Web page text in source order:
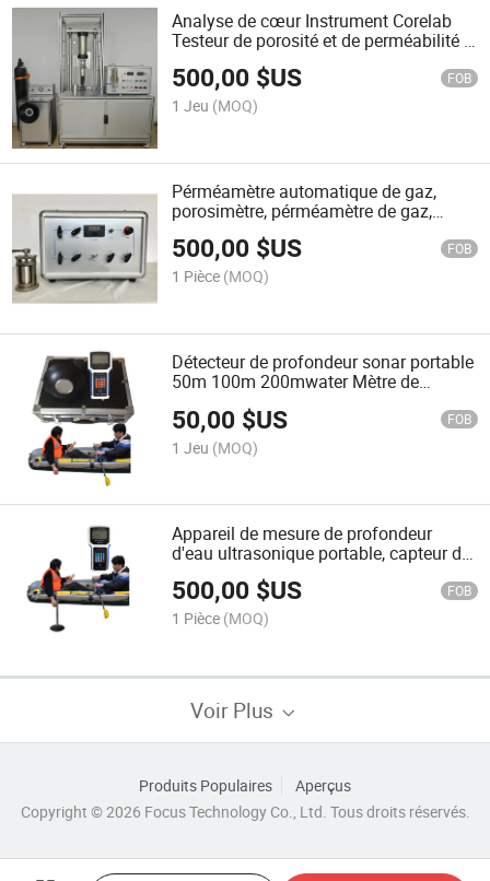
Analyse de cœur Instrument Corelab
Testeur de porosité et de perméabilité à
l'air Perméamètre à gaz Porosimètre
Compteur de porosité de l'air
500,00 $US FOB
1 Jeu (MOQ)
Pérméamètre automatique de gaz,
porosimètre, pérméamètre de gaz,
pérméamètre de gaz à état stable et
analyse de carottes en laboratoire
500,00 $US FOB
1 Pièce (MOQ)
Détecteur de profondeur sonar portable
50m 100m 200mwater Mètre de
50,00 $US FOB
1 Jeu (MOQ)
Appareil de mesure de profondeur
d'eau ultrasonique portable, capteur de
profondeur ultrasonique, sondeur à
ultrasons pour la cartographie
bathymétrique et topographique
500,00 $US FOB
1 Pièce (MOQ)
Voir Plus
Produits Populaires
Aperçus
Copyright © 2026 Focus Technology Co., Ltd. Tous droits réservés.